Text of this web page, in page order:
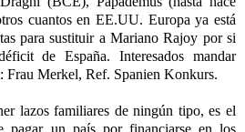
cuantos en EE.UU. Europa ya está
para sustituir a Mariano Rajoy por si
de España. Interesados mandar
Frau Merkel, Ref. Spanien Konkurs.
lazos familiares de ningún tipo, es el
pagar un país por financiarse en los